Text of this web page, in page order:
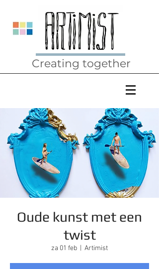
Creating together
Oude kunst met een
twist
za 01 feb Artimist